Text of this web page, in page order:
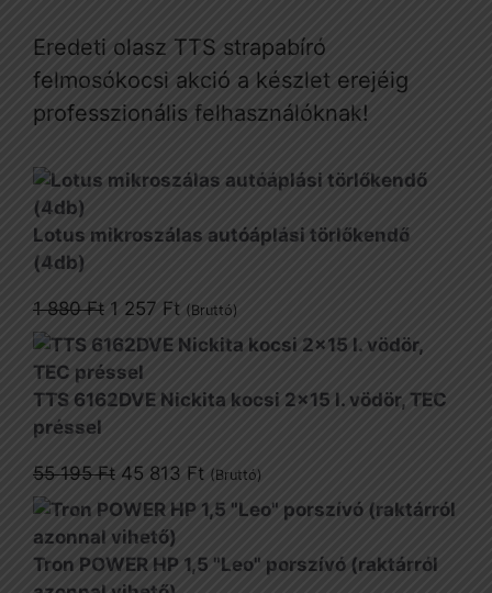
Eredeti olasz TTS strapabíró
felmosókocsi akció a készlet erejéig
professzionális felhasználóknak!
Lotus mikroszálas autóáplási törlőkendő
(4db)
1 880Ft Original
price
was:
1
1 257 FtCurrent
price
(Bruttó)
TTS 6162DVE Nickita kocsi 2x15 l. vödör, TEC
préssel
55 195Ft Original
price
was:
55
195 Ft.
45 813 FtCurrent
price
45
(Bruttó)
Tron POWER HP 1,5 "Leo" porszívó (raktárról